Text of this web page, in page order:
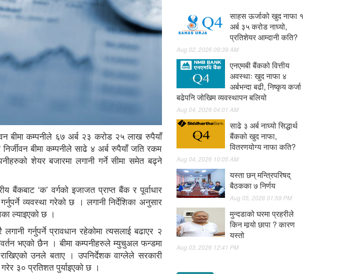
बीमा कम्पनीले ६७ अर्ब २३ करोड २५ लाख रुपैयाँ
बीमा कम्पनीले साढे ४ अर्ब रुपैयाँ जति रकम
शेयर बजारमा लगानी गर्ने सीमा समेत बढ्ने
बैंकबाट ‘क’ वर्गको इजाजत प्राप्त बैंक र पूर्वाधार
व्यवस्था गरेको छ । लगानी निर्देशिका अनुसार
ल्याइएको छ ।
गर्नुपर्ने प्रावधान रहेकोमा त्यसलाई बढाएर २
भएको छैन । बीमा कम्पनीहरुले म्युचुअल फन्डमा
उनले बताए । उपनिर्देशक वाग्लेले सरकारी
३० प्रतिशत पुर्याइएको छ ।
साहस ऊर्जाको खुद नाफा १
अर्ब ३५ करोड नाघ्यो,
प्रतिशेयर आम्दानी कति?
Aug 02, 2026 09:39 AM
एनएमबी बैंकको वित्तीय
अवस्थाः खुद नाफा ४
अर्बभन्दा बढी, निष्कृय कर्जा
बढेपनि जोखिम व्यवस्थापन बलियो
Aug 04, 2026 04:01 AM
साढे ३ अर्ब नाघ्यो सिद्धार्थ
बैंकको खुद नाफा,
वितरणयोग्य नाफा कति?
Aug 04, 2026 10:05 AM
यस्ता छन् मन्त्रिपरिषद्
बैठकका ७ निर्णय
Aug 05, 2026 01:59 PM
मुन्दडाको घरमा प्रहरीले
किन मार्‍यो छापा ? कारण
यस्तो
Aug 03, 2026 12:41 PM